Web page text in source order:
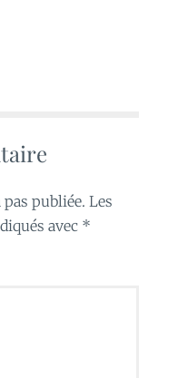
publiée. Les
avec *